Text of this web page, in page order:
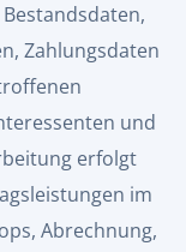
Zahlungsdaten
und
erfolgt
im
Abrechnung,